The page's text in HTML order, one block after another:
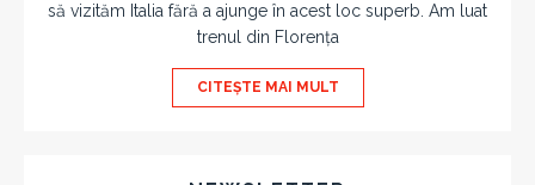
să vizităm Italia fără a ajunge în acest loc superb. Am luat
trenul din Florența
CITEȘTE MAI MULT